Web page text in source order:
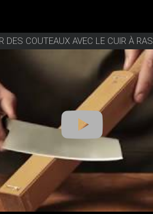
DES COUTEAUX AVEC LE CUIR À